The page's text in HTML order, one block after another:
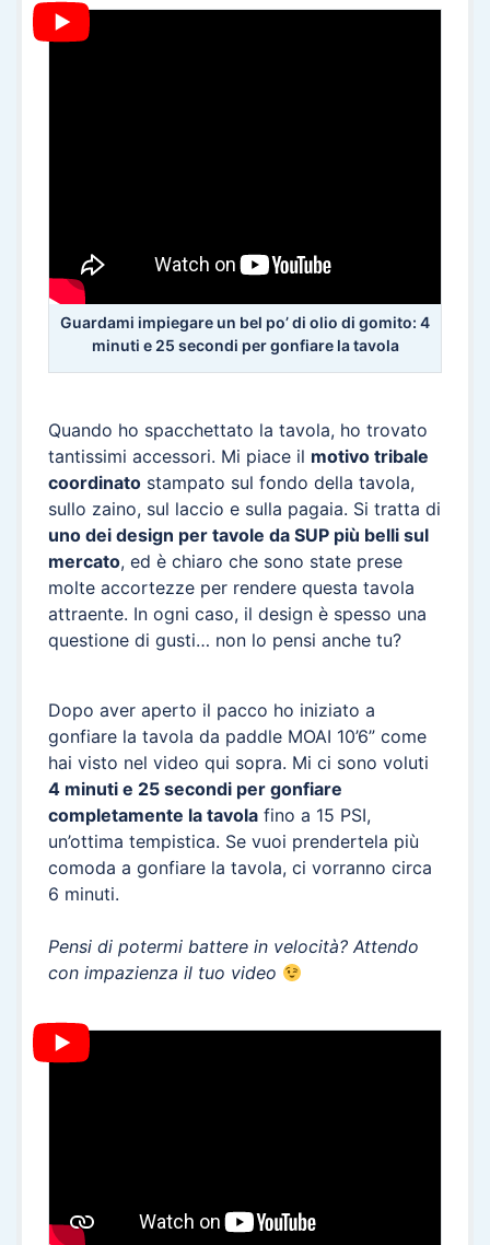
Guardami impiegare un bel po’ di olio di gomito: 4
minuti e 25 secondi per gonfiare la tavola
Quando ho spacchettato la tavola, ho trovato
tantissimi accessori. Mi piace il motivo tribale
coordinato stampato sul fondo della tavola,
sullo zaino, sul laccio e sulla pagaia. Si tratta di
uno dei design per tavole da SUP più belli sul
mercato, ed è chiaro che sono state prese
molte accortezze per rendere questa tavola
attraente. In ogni caso, il design è spesso una
questione di gusti… non lo pensi anche tu?
Dopo aver aperto il pacco ho iniziato a
gonfiare la tavola da paddle MOAI 10’6” come
hai visto nel video qui sopra. Mi ci sono voluti
4 minuti e 25 secondi per gonfiare
completamente la tavola fino a 15 PSI,
un’ottima tempistica. Se vuoi prendertela più
comoda a gonfiare la tavola, ci vorranno circa
6 minuti.
Pensi di potermi battere in velocità? Attendo
con impazienza il tuo video